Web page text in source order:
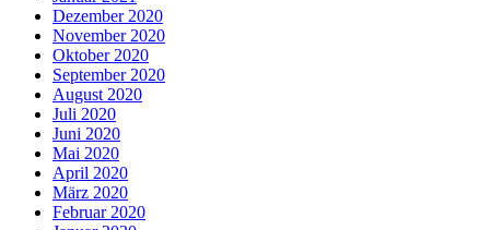
Dezember 2020
November 2020
Oktober 2020
September 2020
August 2020
Juli 2020
Juni 2020
Mai 2020
April 2020
März 2020
Februar 2020